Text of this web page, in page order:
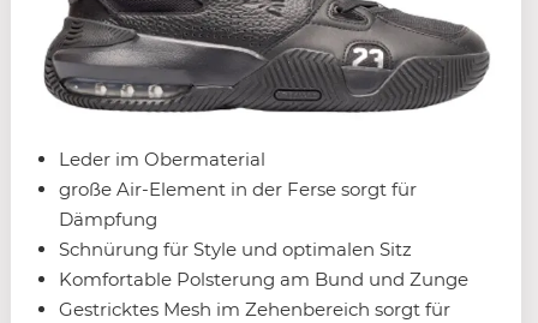
Leder im Obermaterial
große Air-Element in der Ferse sorgt für
Dämpfung
Schnürung für Style und optimalen Sitz
Komfortable Polsterung am Bund und Zunge
Gestricktes Mesh im Zehenbereich sorgt für